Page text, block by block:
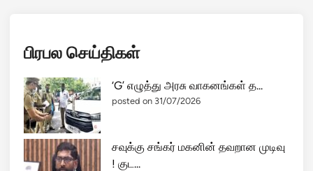
பிரபல செய்திகள்
‘G’ எழுத்து அரசு வாகனங்கள் த...
posted on 31/07/2026
சவுக்கு சங்கர் மகனின் தவறான முடிவு
! குட...